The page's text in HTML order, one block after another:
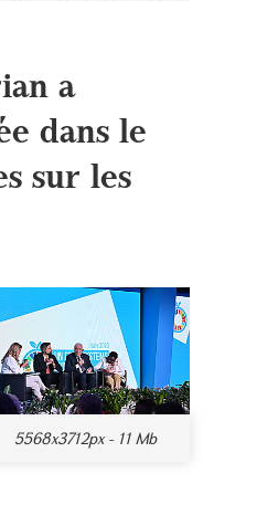
a
dans le
sur les
5568x3712px - 11 Mb